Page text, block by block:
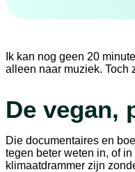
Ik kan nog geen 20
alleen naar muziek. Toch
De vegan,
Die documentaires en
tegen beter weten in, of
klimaatdrammer zijn